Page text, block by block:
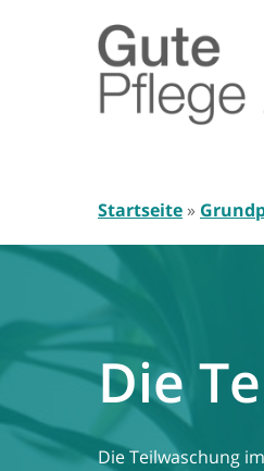
Startseite »
Die
Die Teilwaschung